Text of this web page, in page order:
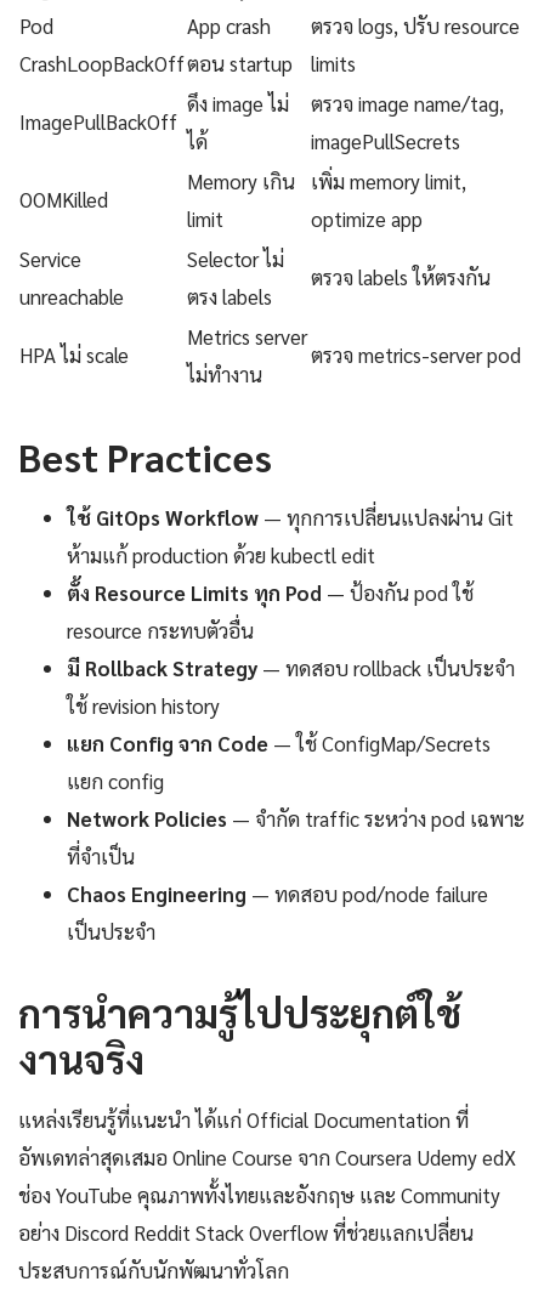
Pod
CrashLoopBackOff
App crash
ตอน startup
ตรวจ logs, ปรับ resource
limits
ImagePullBackOff
ดึง image ไม่
ได้
ตรวจ image name/tag,
imagePullSecrets
OOMKilled
Memory เกิน
limit
เพิ่ม memory limit,
optimize app
Service
unreachable
Selector ไม่
ตรง labels
ตรวจ labels ให้ตรงกัน
HPA ไม่ scale
Metrics server
ไม่ทำงาน
ตรวจ metrics-server pod
Best Practices
ใช้ GitOps Workflow — ทุกการเปลี่ยนแปลงผ่าน Git
ห้ามแก้ production ด้วย kubectl edit
ตั้ง Resource Limits ทุก Pod — ป้องกัน pod ใช้
resource กระทบตัวอื่น
มี Rollback Strategy — ทดสอบ rollback เป็นประจำ
ใช้ revision history
แยก Config จาก Code — ใช้ ConfigMap/Secrets
แยก config
Network Policies — จำกัด traffic ระหว่าง pod เฉพาะ
ที่จำเป็น
Chaos Engineering — ทดสอบ pod/node failure
เป็นประจำ
การนำความรู้ไปประยุกต์ใช้
งานจริง
แหล่งเรียนรู้ที่แนะนำ ได้แก่ Official Documentation ที่
อัพเดทล่าสุดเสมอ Online Course จาก Coursera Udemy edX
ช่อง YouTube คุณภาพทั้งไทยและอังกฤษ และ Community
อย่าง Discord Reddit Stack Overflow ที่ช่วยแลกเปลี่ยน
ประสบการณ์กับนักพัฒนาทั่วโลก